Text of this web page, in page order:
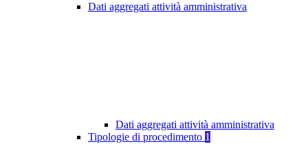
Dati aggregati attività amministrativa
Dati aggregati attività amministrativa
Tipologie di procedimento 1